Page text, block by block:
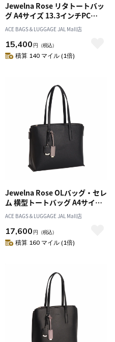
Jewelna Rose リタトートバッ
グ A4サイズ 13.3インチPC
16146
ACE BAGS＆LUGGAGE JAL Mall店
15,400 円 （税込）
積算 140 マイル (1倍)
Jewelna Rose OLバッグ・セレ
ム 横型トートバッグ A4サイズ
16189
ACE BAGS＆LUGGAGE JAL Mall店
17,600 円 （税込）
積算 160 マイル (1倍)